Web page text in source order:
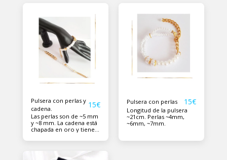
Pulsera con perlas y
cadena.
15€
Las perlas son de ~5 mm
y ~8 mm. La cadena está
chapada en oro y tiene
Longitud de la pulsera
Pulsera con perlas 15€
Longitud de la pulsera
~21cm. Perlas ~4mm,
~6mm, ~7mm.